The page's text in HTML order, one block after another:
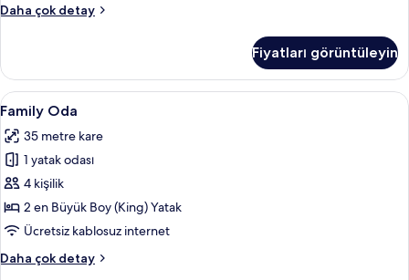
görün
Daha çok detay
Deluxe
Oda
hakkında
daha
detay
Fiyatları görüntüleyin
Family
Oda
için
tüm
fotoğrafları
görün
Mısır pamuklu çarşaf takımı, kaliteli
1
Family Oda
35 metre kare
1 yatak odası
4 kişilik
2 en Büyük Boy (King) Yatak
Ücretsiz kablosuz internet
Daha çok detay
Family